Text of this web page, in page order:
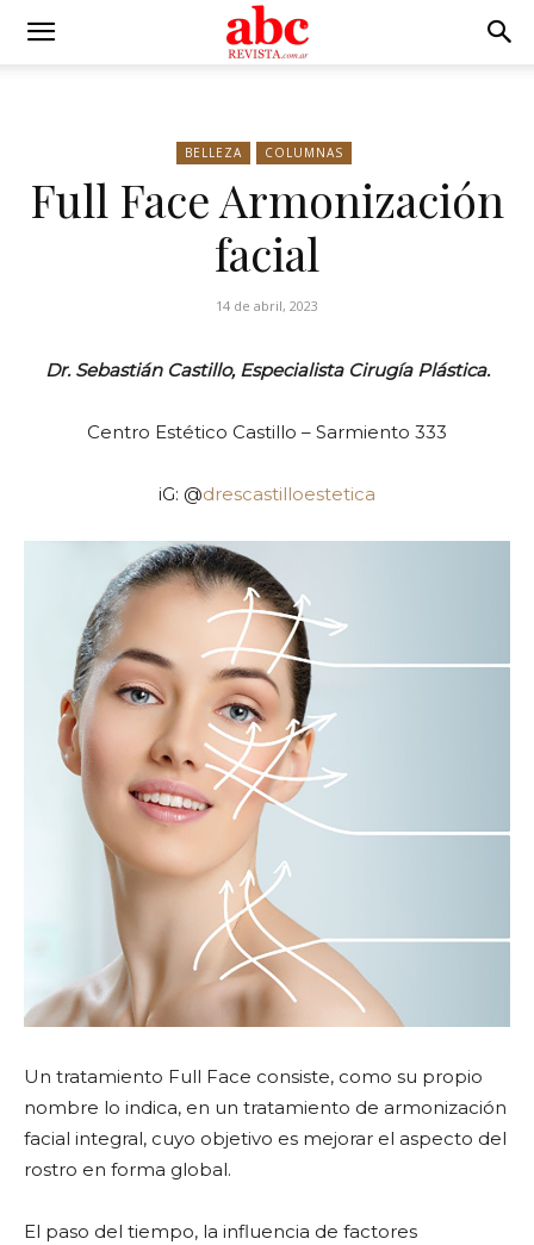
BELLEZA COLUMNAS
Full Face Armonización
facial
14 de abril, 2023
Dr. Sebastián Castillo, Especialista Cirugía Plástica.
Centro Estético Castillo – Sarmiento 333
iG: @drescastilloestetica
Un tratamiento Full Face consiste, como su propio
nombre lo indica, en un tratamiento de armonización
facial integral, cuyo objetivo es mejorar el aspecto del
rostro en forma global.
El paso del tiempo, la influencia de factores